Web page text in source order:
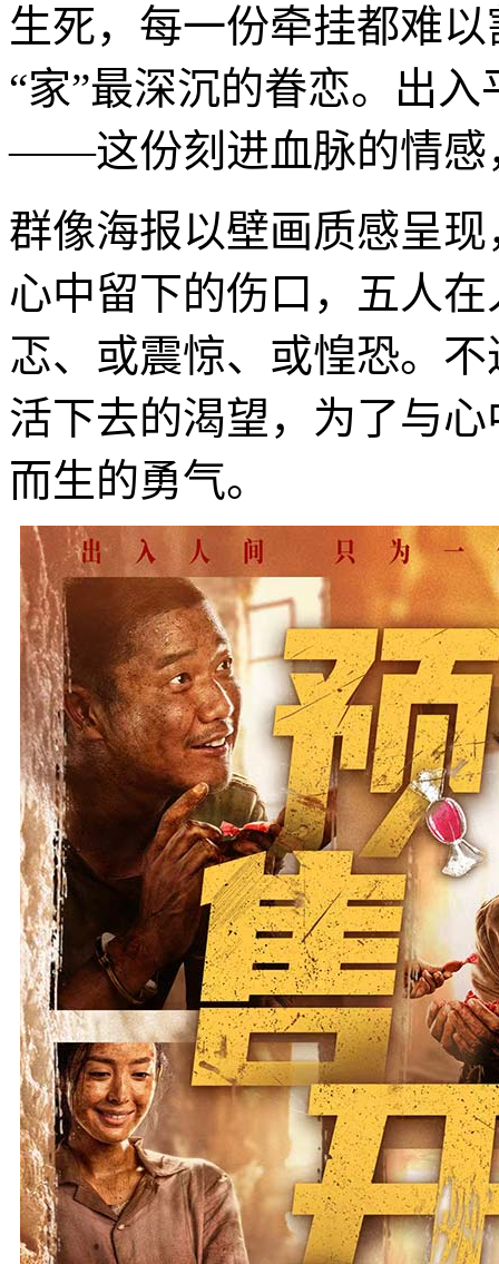
生死，每一份牵挂都难
“家”最深沉的眷恋。出
——这份刻进血脉的情感
群像海报以壁画质感呈
心中留下的伤口，五人
忑、或震惊、或惶恐。
活下去的渴望，为了与
而生的勇气。